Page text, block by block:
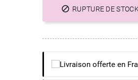
 RUPTURE DE